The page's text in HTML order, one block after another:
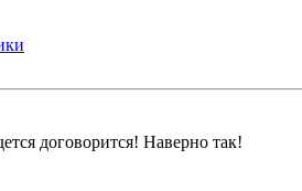
договорится! Наверно так!